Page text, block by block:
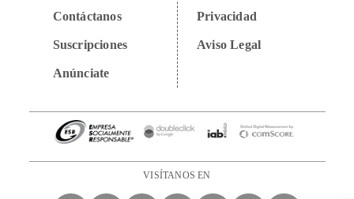
Contáctanos
Suscripciones
Anúnciate
Privacidad
Aviso Legal
VISÍTANOS EN